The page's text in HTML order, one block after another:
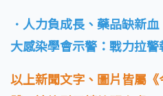
．人力負成長、藥品缺新
大感染學會示警：戰力拉警
以上新聞文字、圖片皆屬